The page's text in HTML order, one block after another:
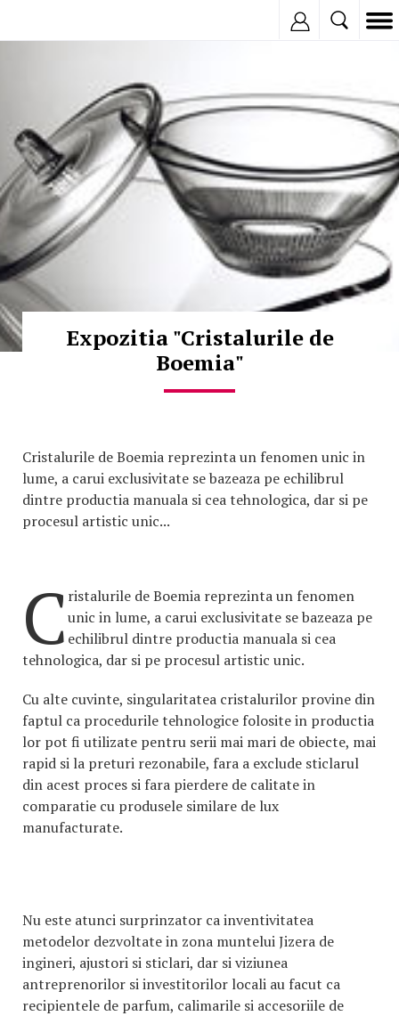
Expozitia "Cristalurile de
Boemia"
Cristalurile de Boemia reprezinta un fenomen unic in
lume, a carui exclusivitate se bazeaza pe echilibrul
dintre productia manuala si cea tehnologica, dar si pe
procesul artistic unic...
C ristalurile de Boemia reprezinta un fenomen
unic in lume, a carui exclusivitate se bazeaza pe
echilibrul dintre productia manuala si cea
tehnologica, dar si pe procesul artistic unic.
Cu alte cuvinte, singularitatea cristalurilor provine din
faptul ca procedurile tehnologice folosite in productia
lor pot fi utilizate pentru serii mai mari de obiecte, mai
rapid si la preturi rezonabile, fara a exclude sticlarul
din acest proces si fara pierdere de calitate in
comparatie cu produsele similare de lux
manufacturate.
Nu este atunci surprinzator ca inventivitatea
metodelor dezvoltate in zona muntelui Jizera de
ingineri, ajustori si sticlari, dar si viziunea
antreprenorilor si investitorilor locali au facut ca
recipientele de parfum, calimarile si accesoriile de